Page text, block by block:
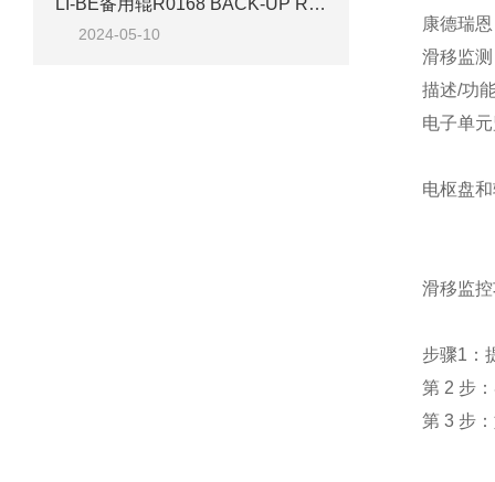
LI-BE备用辊R0168 BACK-UP ROLL 35x80x48 mm.
2024-05-10
康德瑞
滑移监测
描述/功
电子单
电枢盘
滑移监
步骤1：
第 2 步
第 3 步